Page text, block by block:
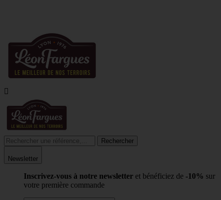
LIVRAISON À4,20€

Rechercher
Newsletter
Inscrivez-vous à notre newsletter et bénéficiez de -10% sur
votre première commande